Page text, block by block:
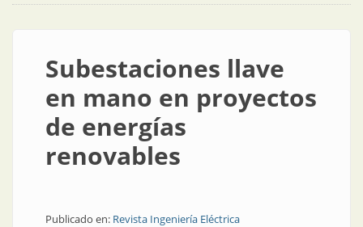
Subestaciones llave
en mano en proyectos
de energías
renovables
Publicado en: Revista Ingeniería Eléctrica